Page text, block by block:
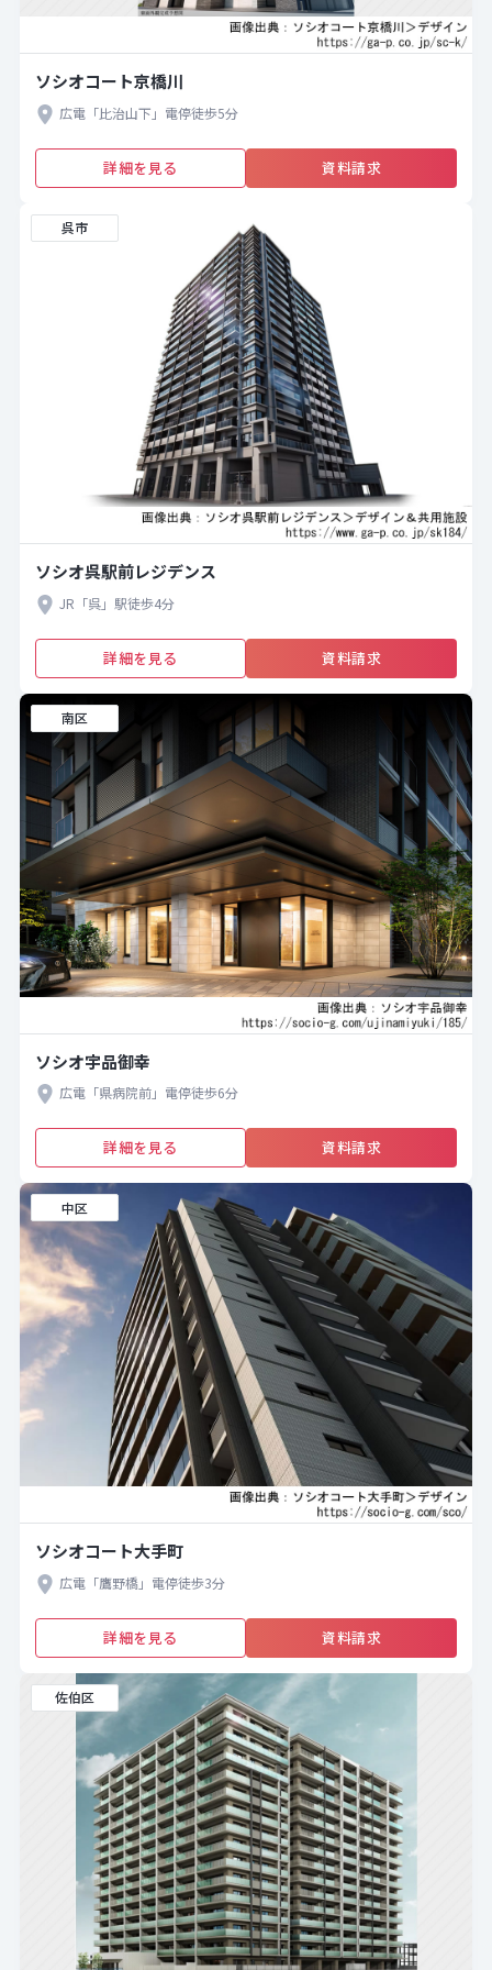
ソシオコート京橋川
広電「比治山下」電停徒歩5分
詳細を見る 資料請求
呉市
ソシオ呉駅前レジデンス
JR「呉」駅徒歩4分
詳細を見る 資料請求
南区
ソシオ宇品御幸
広電「県病院前」電停徒歩6分
詳細を見る 資料請求
中区
ソシオコート大手町
広電「鷹野橋」電停徒歩3分
詳細を見る 資料請求
佐伯区